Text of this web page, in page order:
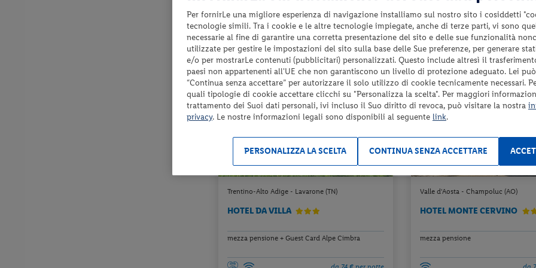
Check-in
dal 30/08/26
al 13/09/26
da545 €
a persona per 7 notti
Check-in
dal 19/12/26
al 20/03/27
a
Trentino-Alto Adige - Lavarone (TN)
HOTEL DA VILLA
mezza pensione + Guest Card Alpe Cimbra
PRENOTA PRIMA
ENTRO IL 30/09/2026 10%
Valle d'Aosta - Champoluc (AO)
HOTEL MONTE CERVINO
mezza pensione
Per fornirLe una migliore esperienza di navigazione installiamo sul nostro sito i cosiddetti
tecnologie simili. Tra i cookie e le altre tecnologie impiegate, anche di terze parti, vi sono
necessarie al fine di garantire una corretta presentazione del sito e delle sue funzionalità
utilizzate per gestire le impostazioni del sito sulla base delle Sue preferenze, per generare
e/o per mostrarLe contenuti (pubblicitari) personalizzati. Questo include altresì il
paesi non appartenenti all'UE che non garantiscono un livello di protezione adeguato. Lei
“Continua senza accettare” per autorizzare il solo utilizzo di cookie tecnicamente necessari.
quali tipologie di cookie accettare clicchi su "Personalizza la scelta". Per maggiori
trattamento dei Suoi dati personali, ivi incluso il Suo diritto di revoca, può visitare la nostra
privacy. Le nostre informazioni legali sono disponibili al seguente link.
CONTINUA SENZA ACCETTARE
PERSONALIZZA LA SCELTA